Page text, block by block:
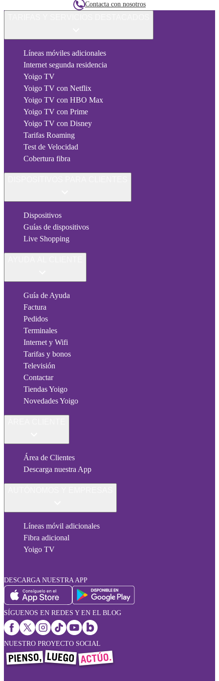
Contacta con nosotros
Líneas móviles adicionales
Internet segunda residencia
Yoigo TV
Yoigo TV con Netflix
Yoigo TV con HBO Max
Yoigo TV con Prime
Yoigo TV con Disney
Tarifas Roaming
Test de Velocidad
Cobertura fibra
Dispositivos
Guías de dispositivos
Live Shopping
Guía de Ayuda
Factura
Pedidos
Terminales
Internet y Wifi
Tarifas y bonos
Televisión
Contactar
Tiendas Yoigo
Novedades Yoigo
Área de Clientes
Descarga nuestra App
Líneas móvil adicionales
Fibra adicional
Yoigo TV
DESCARGA NUESTRA APP
SÍGUENOS EN REDES Y EN EL BLOG
NUESTRO PROYECTO SOCIAL